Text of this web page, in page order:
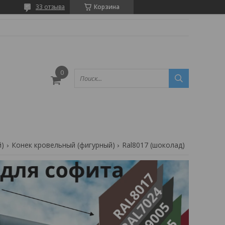
Корзина
33 отзыва
Конек кровельный (фигурный) Ral8017 (шоколад)